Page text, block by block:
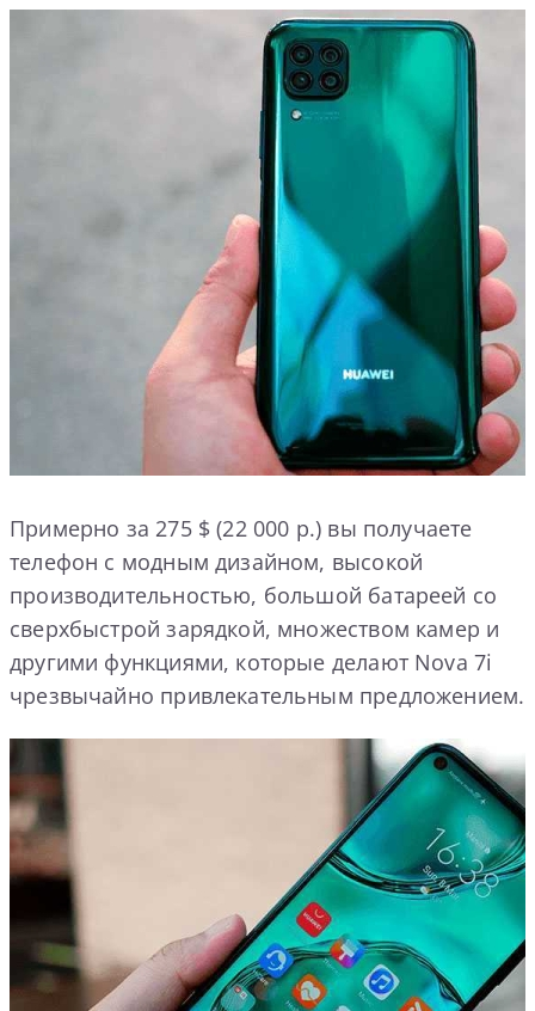
Примерно за 275 $ (22 000 р.) вы получаете
телефон с модным дизайном, высокой
производительностью, большой батареей со
сверхбыстрой зарядкой, множеством камер и
другими функциями, которые делают Nova 7i
чрезвычайно привлекательным предложением.